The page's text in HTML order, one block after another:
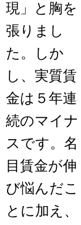
現」と胸を
張りまし
た。しか
し、実質賃
金は５年連
続のマイナ
スです。名
目賃金が伸
び悩んだこ
とに加え、